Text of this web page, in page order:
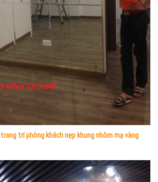
trí phòng khách nẹp khung nhôm mạ vàng